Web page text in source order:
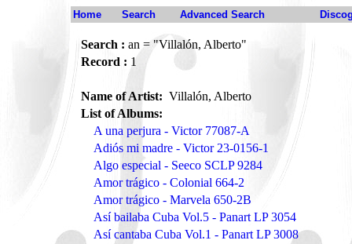
Home Search Advanced Search
Search : an = "Villalón, Alberto"
Record : 1
Name of Artist: Villalón, Alberto
List of Albums:
A una perjura - Victor 77087-A
Adiós mi madre - Victor 23-0156-1
Algo especial - Seeco SCLP 9284
Amor trágico - Colonial 664-2
Amor trágico - Marvela 650-2B
Así bailaba Cuba Vol.5 - Panart LP 3054
Así cantaba Cuba Vol.1 - Panart LP 3008